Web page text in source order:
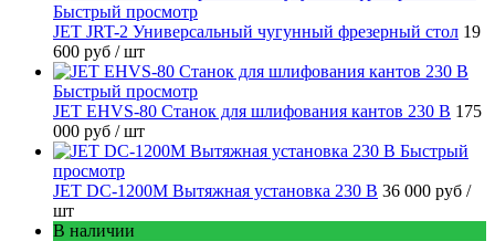
Быстрый просмотр
JET JRT-2 Универсальный чугунный фрезерный стол 19
600 руб / шт
Быстрый просмотр
JET EHVS-80 Станок для шлифования кантов 230 В 175
000 руб / шт
Быстрый
просмотр
JET DC-1200M Вытяжная установка 230 В 36 000 руб /
шт
В наличии